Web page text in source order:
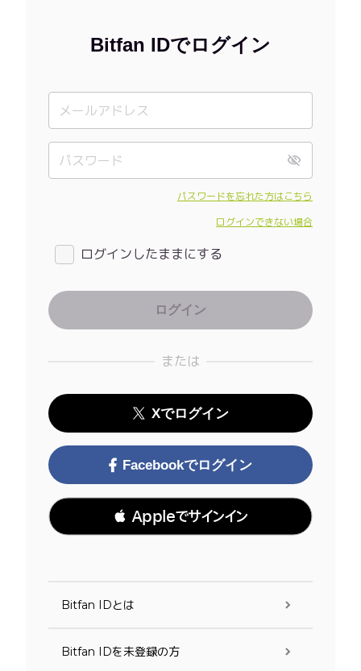
Bitfan IDでログイン
パスワードを忘れた方はこちら
ログインできない場合
ログインしたままにする
または
Xでログイン
Facebookでログイン
 Appleでサインイン
Bitfan IDとは
Bitfan IDを未登録の方